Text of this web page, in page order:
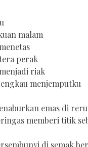
malam
perak
riak
menjemputku
emas di
memberi titik
di semak